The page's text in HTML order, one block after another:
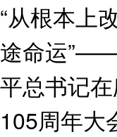
“从根本上
途命运
平总书记
105周年大